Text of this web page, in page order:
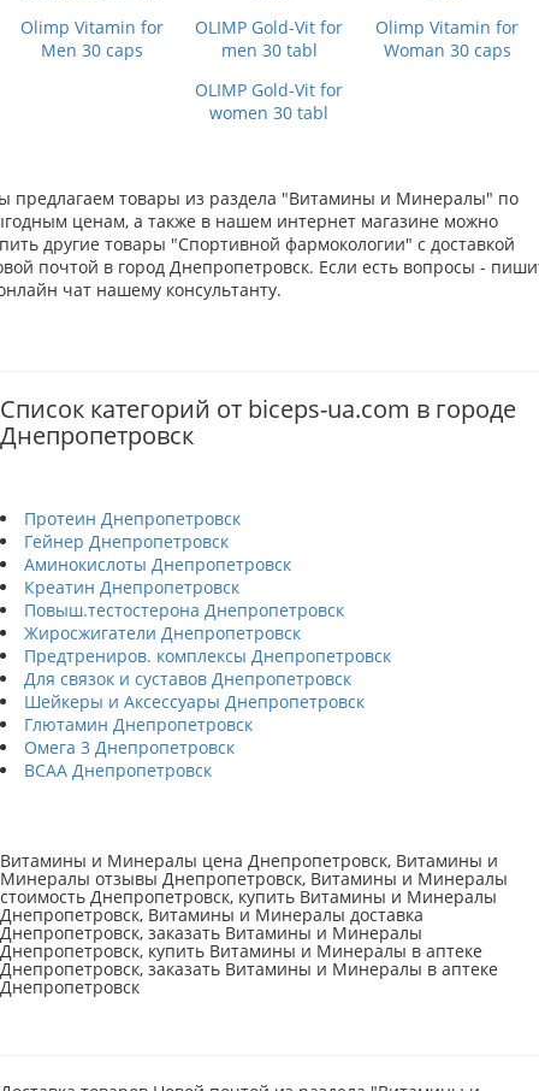
Olimp Vitamin for
Men 30 caps
OLIMP Gold-Vit for
men 30 tabl
Olimp Vitamin for
Woman 30 caps
OLIMP Gold-Vit for
women 30 tabl
предлагаем товары из раздела "Витамины и Минералы" по
ценам, а также в нашем интернет магазине можно
другие товары "Спортивной фармокологии" с доставкой
почтой в город Днепропетровск. Если есть вопросы -
чат нашему консультанту.
Список категорий от biceps-ua.com в городе
Днепропетровск
Протеин Днепропетровск
Гейнер Днепропетровск
Аминокислоты Днепропетровск
Креатин Днепропетровск
Повыш.тестостерона Днепропетровск
Жиросжигатели Днепропетровск
Предтрениров. комплексы Днепропетровск
Для связок и суставов Днепропетровск
Шейкеры и Аксессуары Днепропетровск
Глютамин Днепропетровск
Омега 3 Днепропетровск
BCAA Днепропетровск
Витамины и Минералы цена Днепропетровск, Витамины и
Минералы отзывы Днепропетровск, Витамины и Минералы
стоимость Днепропетровск, купить Витамины и Минералы
Днепропетровск, Витамины и Минералы доставка
Днепропетровск, заказать Витамины и Минералы
Днепропетровск, купить Витамины и Минералы в аптеке
Днепропетровск, заказать Витамины и Минералы в аптеке
Днепропетровск